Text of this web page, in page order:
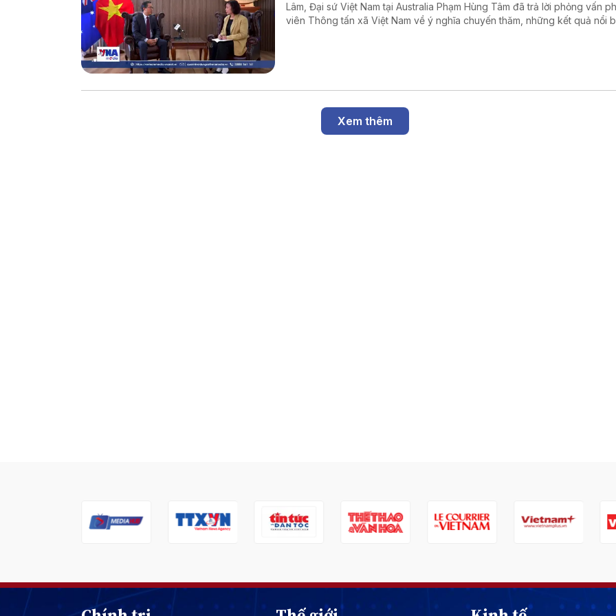
Lâm, Đại sứ Việt Nam tại Australia Phạm Hùng Tâm đã trả lời phỏng vấn
viên Thông tấn xã Việt Nam về ý nghĩa chuyến thăm, những kết quả nổi
Xem thêm